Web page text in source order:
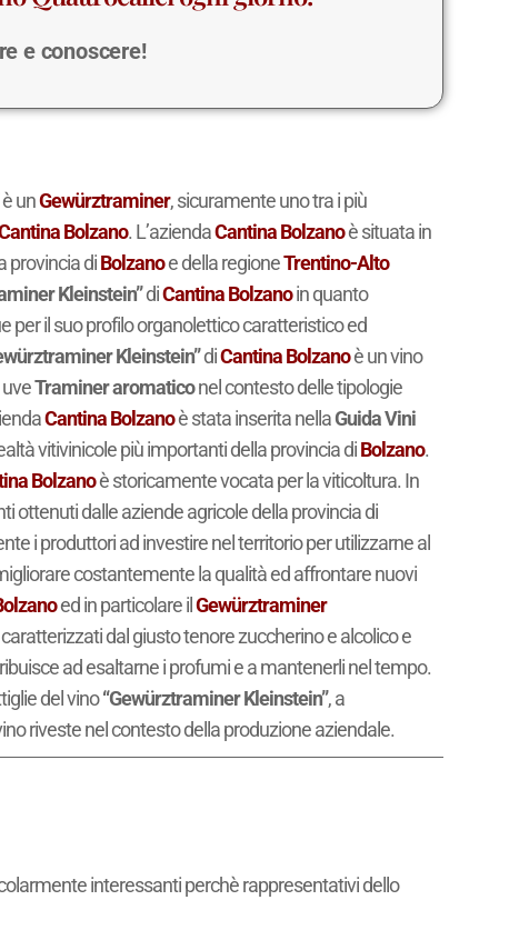
e conoscere!
unGewürztraminer, sicuramente uno tra i più
Bolzano. L’aziendaCantina Bolzanoè situata in
provincia diBolzanoe della regioneTrentino-Alto
Kleinstein”diCantina Bolzanoin quanto
per il suo profilo organolettico caratteristico ed
Kleinstein”diCantina Bolzanoè un vino
Traminer aromaticonel contesto delle tipologie
Cantina Bolzanoè stata inserita nellaGuida Vini
vitivinicole più importanti della provincia diBolzano.
Bolzanoè storicamente vocata per la viticoltura. In
ottenuti dalle aziende agricole della provincia di
i produttori ad investire nel territorio per utilizzarne al
costantemente la qualità ed affrontare nuovi
ed in particolare il Gewürztraminer
dal giusto tenore zuccherino e alcolico e
ad esaltarne i profumi e a mantenerli nel tempo.
del vino“Gewürztraminer Kleinstein”, a
riveste nel contesto della produzione aziendale.
interessanti perchè rappresentativi dello